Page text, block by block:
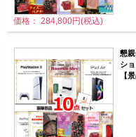
価格： 284,800円(税込)
懇
シ
【